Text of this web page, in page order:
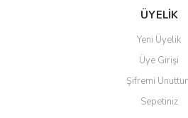
Gönder
ÜYELİK
Yeni Üyelik
Üye Girişi
Şifremi
Sepetiniz